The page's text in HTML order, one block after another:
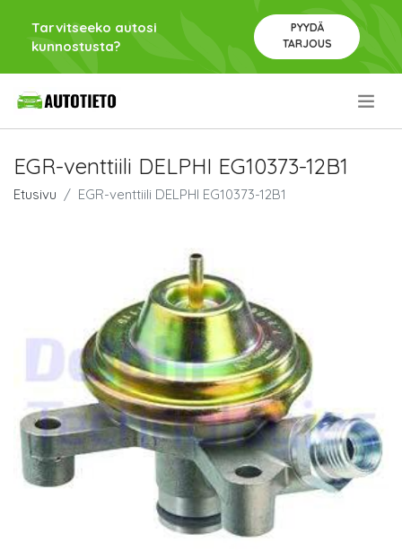
Tarvitseeko autosi
kunnostusta?
PYYDÄ
TARJOUS
EGR-venttiili DELPHI EG10373-12B1
Etusivu EGR-venttiili DELPHI EG10373-12B1